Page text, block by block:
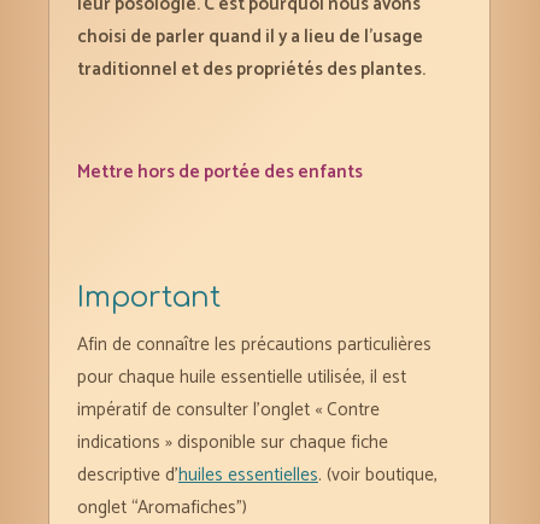
choisi de parler quand il y a lieu de l’usage
traditionnel et des propriétés des plantes.
Mettre hors de portée des enfants
Important
Afin de connaître les précautions particulières
pour chaque huile essentielle utilisée, il est
impératif de consulter l’onglet « Contre
indications » disponible sur chaque fiche
descriptive d’huiles essentielles. (voir boutique,
onglet “Aromafiches”)